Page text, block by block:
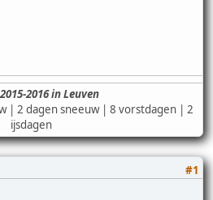
2016 in Leuven
| 2 dagen sneeuw | 8 vorstdagen | 2
ijsdagen
#1